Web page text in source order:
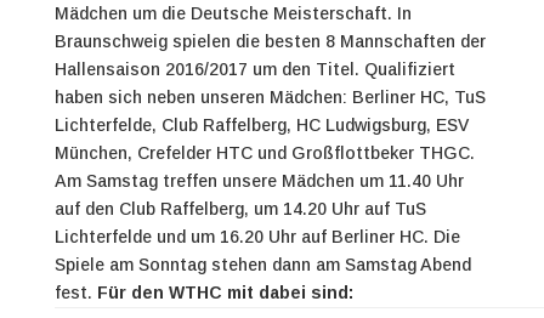
Mädchen um die Deutsche Meisterschaft. In
Braunschweig spielen die besten 8 Mannschaften der
Hallensaison 2016/2017 um den Titel. Qualifiziert
haben sich neben unseren Mädchen: Berliner HC, TuS
Lichterfelde, Club Raffelberg, HC Ludwigsburg, ESV
München, Crefelder HTC und Großflottbeker THGC.
Am Samstag treffen unsere Mädchen um 11.40 Uhr
auf den Club Raffelberg, um 14.20 Uhr auf TuS
Lichterfelde und um 16.20 Uhr auf Berliner HC. Die
Spiele am Sonntag stehen dann am Samstag Abend
fest. Für den WTHC mit dabei sind: